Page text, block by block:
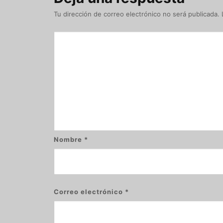
Tu dirección de correo electrónico no será publicada.
Nombre *
Correo electrónico *